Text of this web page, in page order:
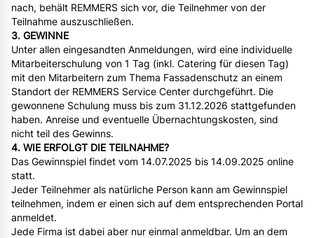
nach, behält REMMERS sich vor, die Teilnehmer von der
Teilnahme auszuschließen.
3. GEWINNE
Unter allen eingesandten Anmeldungen, wird eine individuelle
Mitarbeiterschulung von 1 Tag (inkl. Catering für diesen Tag)
mit den Mitarbeitern zum Thema Fassadenschutz an einem
Standort der REMMERS Service Center durchgeführt. Die
gewonnene Schulung muss bis zum 31.12.2026 stattgefunden
haben. Anreise und eventuelle Übernachtungskosten, sind
nicht teil des Gewinns.
4. WIE ERFOLGT DIE TEILNAHME?
Das Gewinnspiel findet vom 14.07.2025 bis 14.09.2025 online
statt.
Jeder Teilnehmer als natürliche Person kann am Gewinnspiel
teilnehmen, indem er einen sich auf dem entsprechenden Portal
anmeldet.
Jede Firma ist dabei aber nur einmal anmeldbar. Um an dem